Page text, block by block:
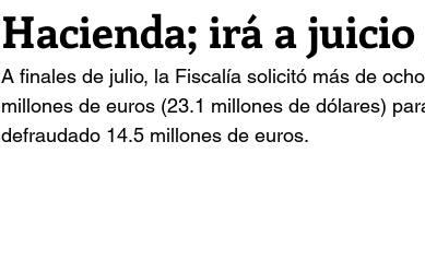
Hacienda; irá a
A finales de julio, la Fiscalía solicitó más de
millones de euros (23.1 millones de dólares)
defraudado 14.5 millones de euros.